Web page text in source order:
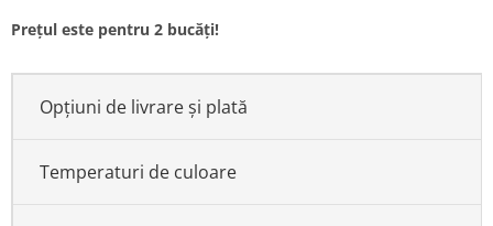
Prețul este pentru 2 bucăți!
Opțiuni de livrare și plată
Temperaturi de culoare